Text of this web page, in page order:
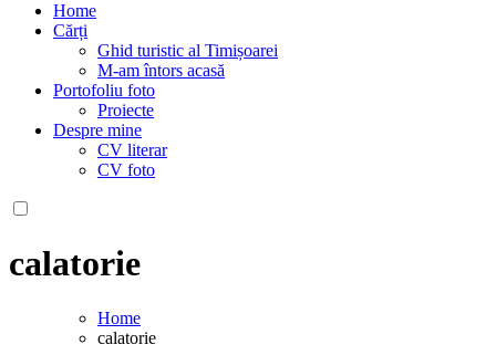
Home
Cărți
Ghid turistic al Timișoarei
M-am întors acasă
Portofoliu foto
Proiecte
Despre mine
CV literar
CV foto
calatorie
Home
calatorie